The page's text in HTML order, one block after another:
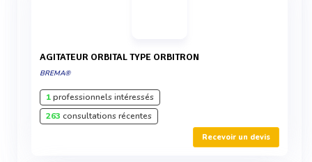
AGITATEUR ORBITAL TYPE ORBITRON
BREMA®
1professionnels intéressés
263 consultations récentes
Recevoir un devis